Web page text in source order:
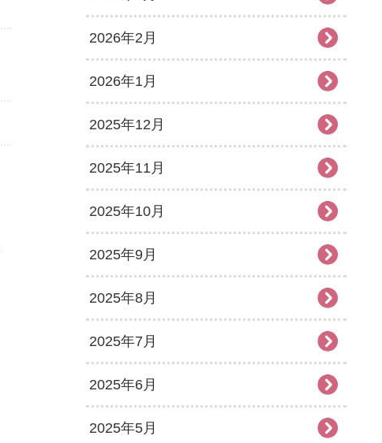
2026年2月
2026年1月
2025年12月
2025年11月
2025年10月
2025年9月
2025年8月
2025年7月
2025年6月
2025年5月